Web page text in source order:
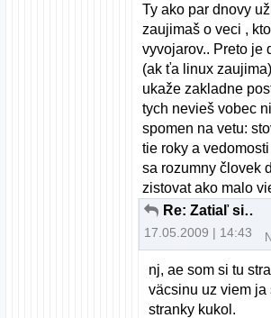
Ty ako par dnovy
zaujimaš o veci ,
vyvojarov.. Preto je
(ak ťa linux
ukaže zakladne
tych nevieš vobec
spomen na vetu:
tie roky a
sa rozumny človek
zistovat ako malo
Re: Zatiaľ si vyskúšaj aj iné distrá ...
17.05.2009 | 14:43
nj, ae som si tu
väcsinu uz viem
stranky kukol.